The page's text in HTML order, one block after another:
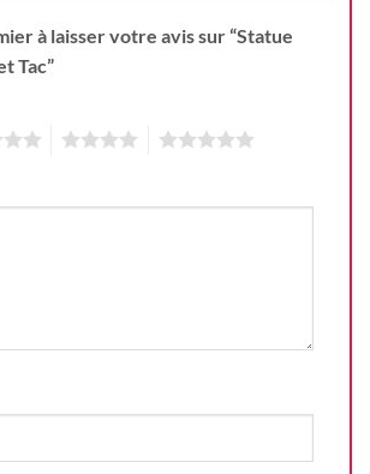
à laisser votre avis sur “Statue
Tac”